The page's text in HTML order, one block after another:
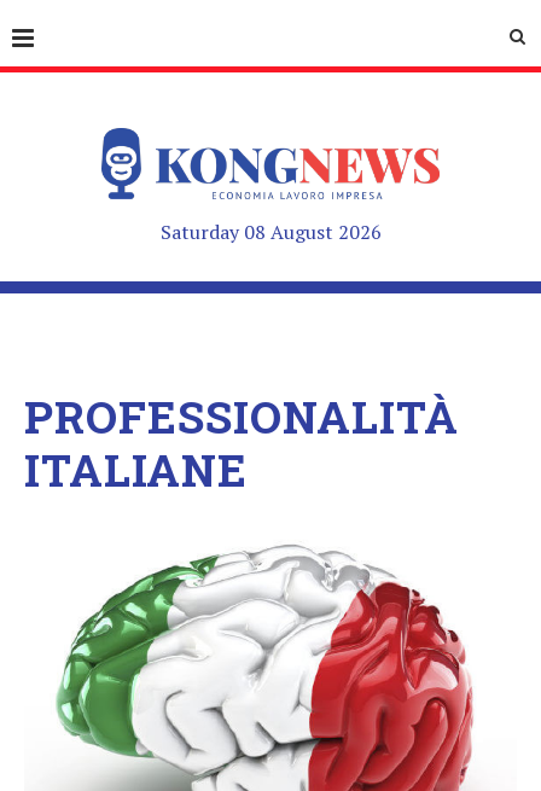
Saturday 08 August 2026
PROFESSIONALITÀ
ITALIANE